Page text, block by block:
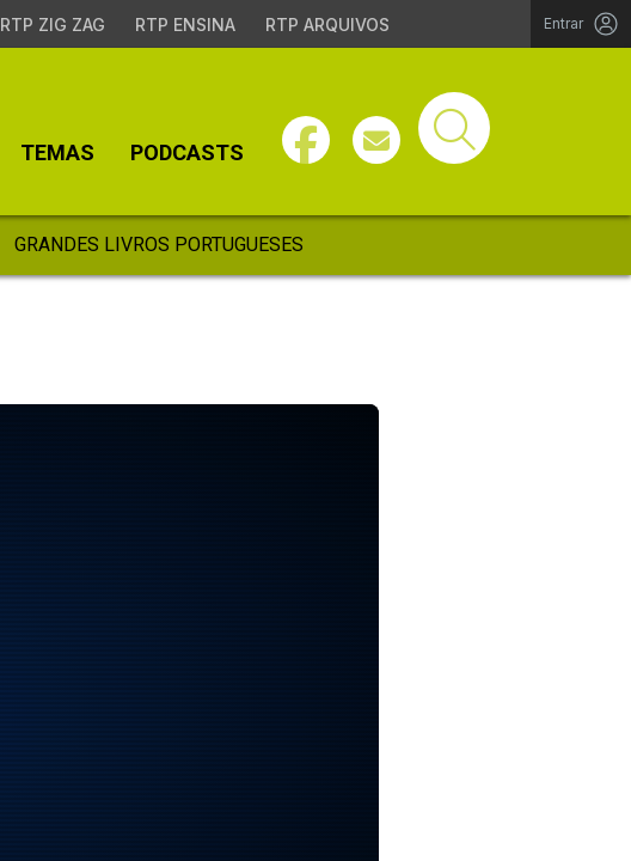
RTP ZIG ZAG RTP ENSINA RTP ARQUIVOS Entrar
TEMAS PODCASTS
GRANDES LIVROS PORTUGUESES